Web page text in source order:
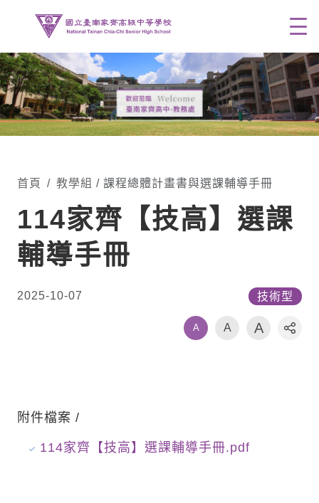
首頁 教學組 / 課程總體計畫書與選課輔導手冊
114家齊【技高】選課
輔導手冊
2025-10-07 技術型
A A A
社
附件檔案 /
114家齊【技高】選課輔導手冊.pdf